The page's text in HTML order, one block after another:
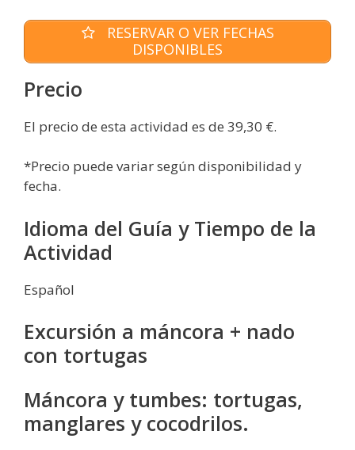
RESERVAR O VER FECHAS
DISPONIBLES
Precio
El precio de esta actividad es de 39,30 €.
*Precio puede variar según disponibilidad y
fecha.
Idioma del Guía y Tiempo de la
Actividad
Español
Excursión a máncora + nado
con tortugas
Máncora y tumbes: tortugas,
manglares y cocodrilos.